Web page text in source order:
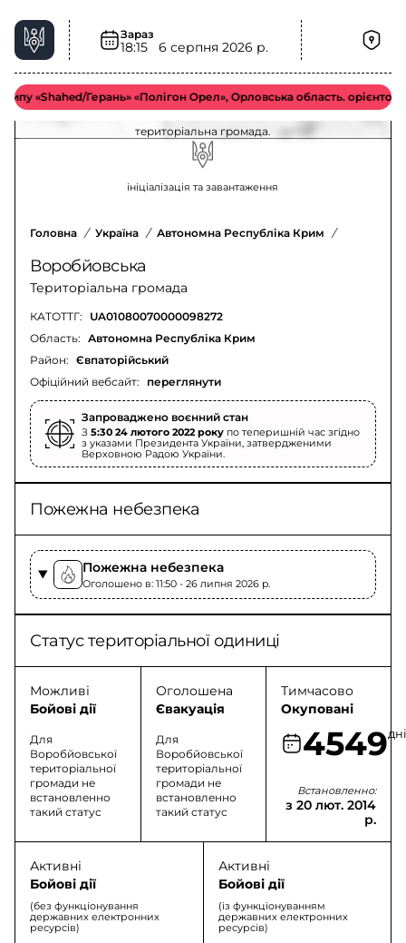
Зараз
18:15 6 серпня 2026 р.
«Shahed/Герань» «Полігон Орел», Орловська область.
Пожежна небезпека у Воробйовська
територіальна громада – актуальна ситуація
Оновлення щодо пожежної небезпеки у Воробйовська
територіальна громада.
ініціалізація та завантаження
Головна / Україна / Автономна Республіка Крим /
Воробйовська
Територіальна громада
КАТОТТГ: UA01080070000098272
Офіційний вебсайт: переглянути
Область: Автономна Республіка Крим
Район: Євпаторійський
Запроваджено воєнний стан
З 5:30 24 лютого 2022 року по теперишній час згідно
з указами Президента України, затвердженими
Верховною Радою України.
Пожежна небезпека
Пожежна небезпека
Оголошено в: 11:50 - 26 липня 2026 p.
Статус територіальної одиниці
Можливі
Бойові дії
Для
Воробйовської
територіальної
громади не
встановленно
такий статус
Оголошена
Євакуація
Для
Воробйовської
територіальної
громади не
встановленно
такий статус
Тимчасово
Окуповані
4549
Встановленно:
з 20 лют. 2014
р.
Активні
Бойові дії
(без функціонування
державних електронних
ресурсів)
Активні
Бойові дії
(із функціонуванням
державних електронних
ресурсів)